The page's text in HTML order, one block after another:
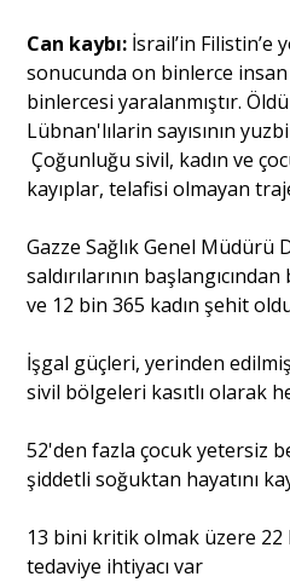
Can kaybı: İsrail’in Filistin’e
sonucunda on binlerce insan
binlercesi yaralanmıştır.
Lübnan'lılarin sayısının
Çoğunluğu sivil, kadın ve
kayıplar, telafisi olmayan
Gazze Sağlık Genel Müdürü
saldırılarının
ve 12 bin 365 kadın şehit
İşgal güçleri, yerinden
sivil bölgeleri kasıtlı olarak
52'den fazla çocuk yetersiz
şiddetli soğuktan hayatını
13 bini kritik olmak üzere 22
tedaviye ihtiyacı var